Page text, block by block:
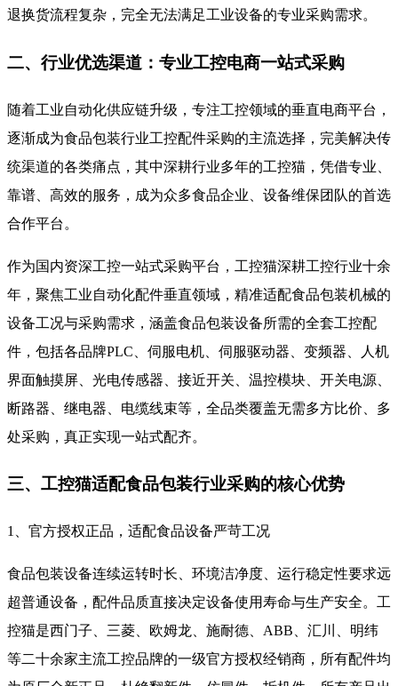
退换货流程复杂，完全无法满足工业设备的专业采购需求。
二、行业优选渠道：专业工控电商一站式采购
随着工业自动化供应链升级，专注工控领域的垂直电商平台，
逐渐成为食品包装行业工控配件采购的主流选择，完美解决传
统渠道的各类痛点，其中深耕行业多年的工控猫，凭借专业、
靠谱、高效的服务，成为众多食品企业、设备维保团队的首选
合作平台。
作为国内资深工控一站式采购平台，工控猫深耕工控行业十余
年，聚焦工业自动化配件垂直领域，精准适配食品包装机械的
设备工况与采购需求，涵盖食品包装设备所需的全套工控配
件，包括各品牌PLC、伺服电机、伺服驱动器、变频器、人机
界面触摸屏、光电传感器、接近开关、温控模块、开关电源、
断路器、继电器、电缆线束等，全品类覆盖无需多方比价、多
处采购，真正实现一站式配齐。
三、工控猫适配食品包装行业采购的核心优势
1、官方授权正品，适配食品设备严苛工况
食品包装设备连续运转时长、环境洁净度、运行稳定性要求远
超普通设备，配件品质直接决定设备使用寿命与生产安全。工
控猫是西门子、三菱、欧姆龙、施耐德、ABB、汇川、明纬
等二十余家主流工控品牌的一级官方授权经销商，所有配件均